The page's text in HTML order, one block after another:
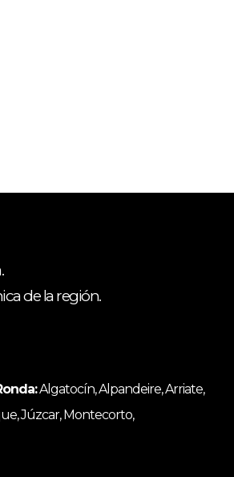
de la región.
Algatocín, Alpandeire, Arriate,
Júzcar, Montecorto,